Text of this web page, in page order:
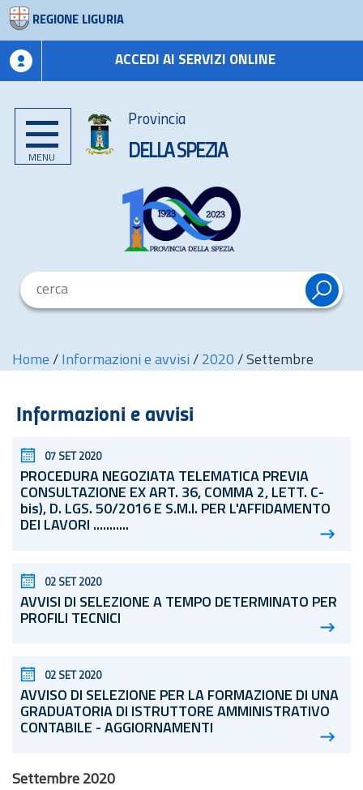
REGIONE LIGURIA
ACCEDI AI SERVIZI ONLINE
MENU
Provincia
DELLA SPEZIA
Home / Informazioni e avvisi / 2020 / Settembre
Informazioni e avvisi
07 SET 2020
PROCEDURA NEGOZIATA TELEMATICA PREVIA
CONSULTAZIONE EX ART. 36, COMMA 2, LETT. C-
bis), D. LGS. 50/2016 E S.M.I. PER L'AFFIDAMENTO
DEI LAVORI ...........
02 SET 2020
AVVISI DI SELEZIONE A TEMPO DETERMINATO PER
PROFILI TECNICI
02 SET 2020
AVVISO DI SELEZIONE PER LA FORMAZIONE DI UNA
GRADUATORIA DI ISTRUTTORE AMMINISTRATIVO
CONTABILE - AGGIORNAMENTI
Settembre 2020